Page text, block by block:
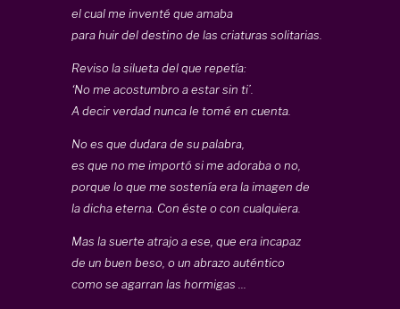
el cual me inventé que amaba
para huir del destino de las criaturas solitarias.
Reviso la silueta del que repetía:
‘No me acostumbro a estar sin ti’.
A decir verdad nunca le tomé en cuenta.
No es que dudara de su palabra,
es que no me importó si me adoraba o no,
porque lo que me sostenía era la imagen de
la dicha eterna. Con éste o con cualquiera.
Mas la suerte atrajo a ese, que era incapaz
de un buen beso, o un abrazo auténtico
como se agarran las hormigas ...